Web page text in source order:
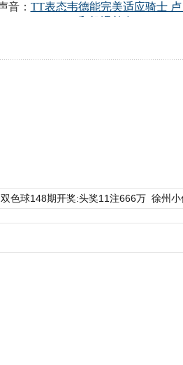
双色球148期开奖:头奖11注666万 徐州